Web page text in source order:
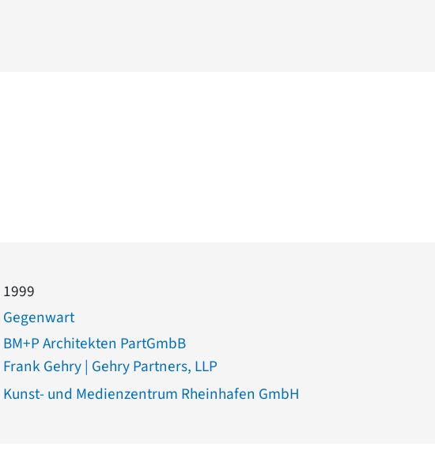
1999
Gegenwart
BM+P Architekten PartGmbB
Frank Gehry | Gehry Partners, LLP
Kunst- und Medienzentrum Rheinhafen GmbH